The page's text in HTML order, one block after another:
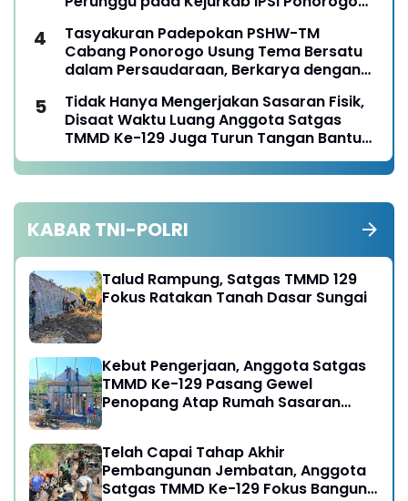
Tasyakuran Padepokan PSHW-TM
Cabang Ponorogo Usung Tema Bersatu
dalam Persaudaraan, Berkarya dengan
Tanggungjawab
Tidak Hanya Mengerjakan Sasaran Fisik,
Disaat Waktu Luang Anggota Satgas
TMMD Ke-129 Juga Turun Tangan Bantu
Warga Panen Jagung
KABAR TNI-POLRI
Talud Rampung, Satgas TMMD 129
Fokus Ratakan Tanah Dasar Sungai
Kebut Pengerjaan, Anggota Satgas
TMMD Ke-129 Pasang Gewel
Penopang Atap Rumah Sasaran
Telah Capai Tahap Akhir
Pembangunan Jembatan, Anggota
Satgas TMMD Ke-129 Fokus Bangun